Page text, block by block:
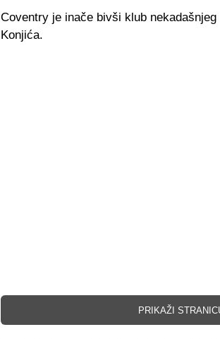
Coventry je inače bivši klub
Konjića.
PRIKAŽI